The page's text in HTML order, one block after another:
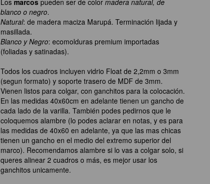
Losmarcos pueden ser de colormadera natural, de
blanco o negro.
Natural: de madera maciza Marupá. Terminación lijada y
masillada.
Blanco y Negro: ecomolduras premium importadas
(foliadas y satinadas).
Todos los cuadros incluyen vidrio Float de 2,2mm o 3mm
(segun formato) y soporte trasero de MDF de 3mm.
Vienen listos para colgar, con ganchitos para la colocación.
En las medidas 40x60cm en adelante tienen un gancho de
cada lado de la varilla. También podes pedirnos que le
coloquemos alambre (lo podes aclarar en notas, y es para
las medidas de 40x60 en adelante, ya que las mas chicas
tienen un gancho en el medio del extremo superior del
marco). Recomendamos alambre si lo vas a colgar solo, si
queres alinear 2 cuadros o más, es mejor usar los
ganchitos unicamente.